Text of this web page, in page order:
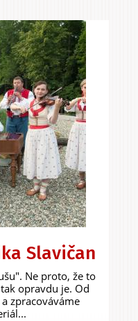
Slavičan
Ne proto, že to
opravdu je. Od
zpracováváme